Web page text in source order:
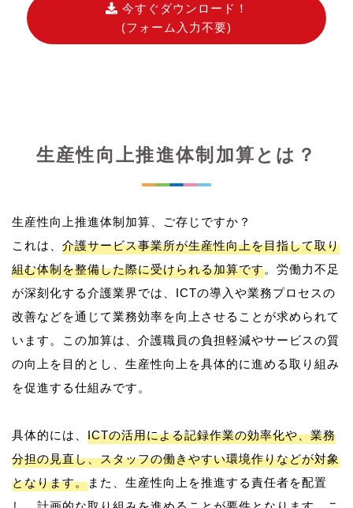
今すぐダウンロード！
(フォーム入力不要)
生産性向上推進体制加算とは？
生産性向上推進体制加算、ご存じですか？
これは、 介護サービス事業所が生産性向上を目指して取り
組む体制を整備した際に受けられる加算です。労働力不足
が深刻化する介護業界では、ICTの導入や業務プロセスの
改善などを通じて業務効率を向上させることが求められて
います。この加算は、介護職員の負担軽減やサービスの質
の向上を目的とし、生産性向上を具体的に進める取り組み
を促進する仕組みです。
具体的には、 ICTの活用による記録作業の効率化や、業務
分担の見直し、スタッフの働きやすい環境作りなどが対象
となります。また、生産性向上を推進する責任者を配置